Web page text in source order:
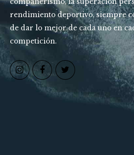
club de natación y triatlón de la
uniendo a deportistas de todas las
comparten pasión por la
deporte en equipo. Nuestro
compañerismo, la superación
rendimiento deportivo, siempre
de dar lo mejor de cada uno en